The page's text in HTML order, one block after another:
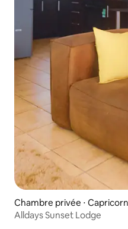
Chambre privée ⋅
Alldays Sunset Lodge